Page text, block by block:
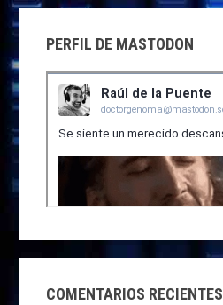
PERFIL DE MASTODON
COMENTARIOS RECIENTES